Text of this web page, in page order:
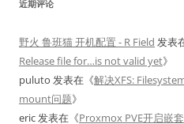
近期评论
野火 鲁班猫 开机配置 - R Field 发表
Release file for…is not valid yet》
puluto 发表在《解决XFS:
mount问题》
eric发表在《Proxmox PVE开启嵌